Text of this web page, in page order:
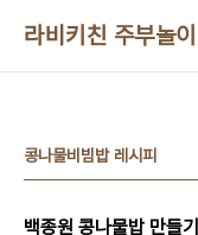
라비키친 주부놀이
콩나물비빔밥 레시피